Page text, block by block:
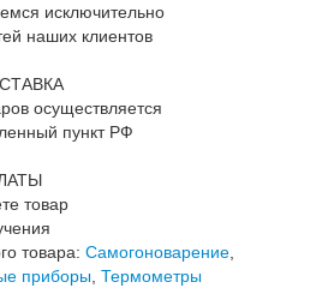
исключительно
наших клиентов
осуществляется
пункт РФ
товар
товара: Самогоноварение
приборы Термометры